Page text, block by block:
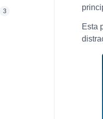
3
Esta